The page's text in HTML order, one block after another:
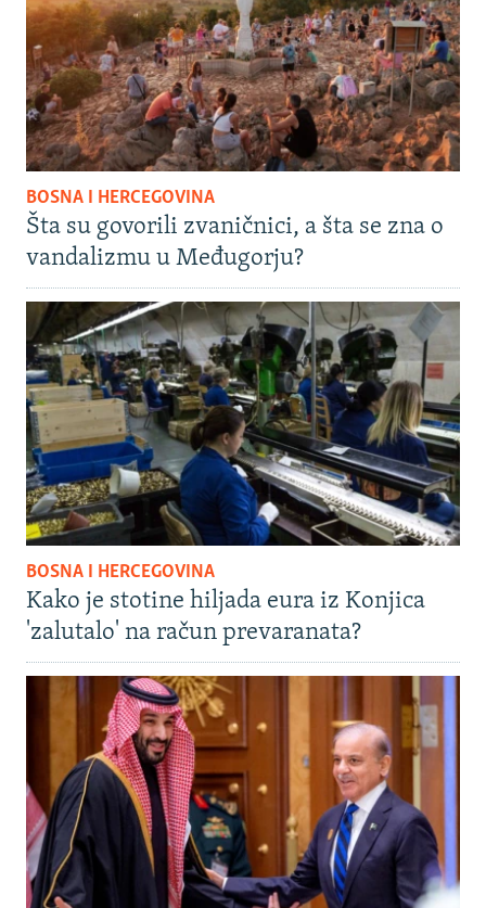
BOSNA I HERCEGOVINA
Šta su govorili zvaničnici, a šta se zna o
vandalizmu u Međugorju?
BOSNA I HERCEGOVINA
Kako je stotine hiljada eura iz Konjica
'zalutalo' na račun prevaranata?